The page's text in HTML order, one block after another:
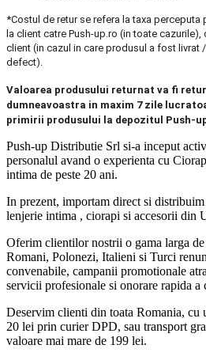
*Costul de retur se refera la taxa
la client catre Push-up.ro (in toate
client (in cazul in care produsul a fost livrat
defect).
Valoarea produsului returnat va fi
dumneavoastra in maxim 7 zile
primirii produsului la depozitul Push-
Push-up Distributie Srl si-a inceput
personalul avand o experienta cu
intima de peste 20 ani.
In prezent, importam direct si
lenjerie intima , ciorapi si accesorii din
Oferim clientilor nostrii o gama larga
Romani, Polonezi, Italieni si Turci
convenabile, campanii promotionale
servicii profesionale si onorare rapida a
Deservim clienti din toata Romania, cu
20 lei prin curier DPD, sau transport
valoare mai mare de 199 lei.